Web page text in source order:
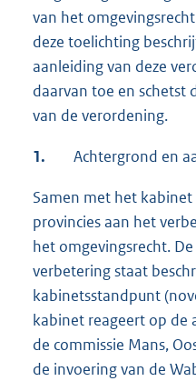
van het
deze toelichting
aanleiding van deze
daarvan toe en schetst
van de verordening.
1. Achtergrond en
Samen met het
provincies aan het
het omgevingsrecht.
verbetering staat
kabinetsstandpunt
kabinet reageert op de
de commissie Mans,
de invoering van de